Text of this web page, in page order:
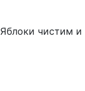
Яблоки чистим